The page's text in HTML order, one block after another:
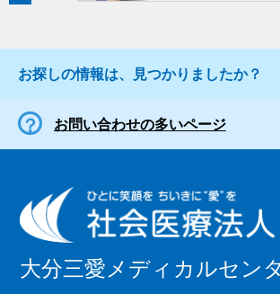
お探しの情報は、見つかりましたか？
お問い合わせの多いページ
大分三愛メディカルセン